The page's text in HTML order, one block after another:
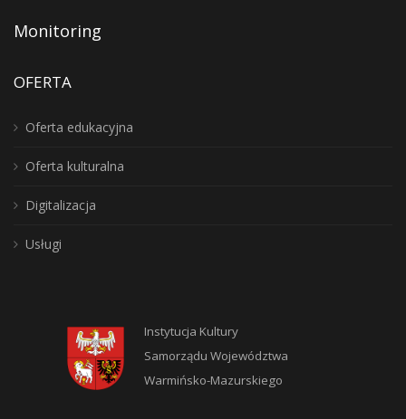
Monitoring
OFERTA
Oferta edukacyjna
Oferta kulturalna
Digitalizacja
Usługi
Instytucja Kultury
Samorządu Województwa
Warmińsko-Mazurskiego